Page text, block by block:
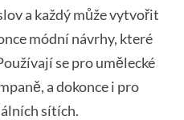
a každý může vytvořit
módní návrhy, které
se pro umělecké
a dokonce i pro
sítích.